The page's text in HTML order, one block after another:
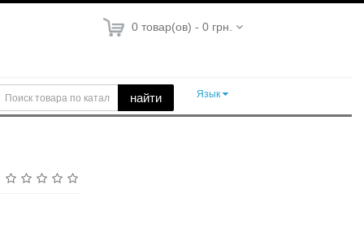
0 товар(ов) - 0 грн.
найти Язык